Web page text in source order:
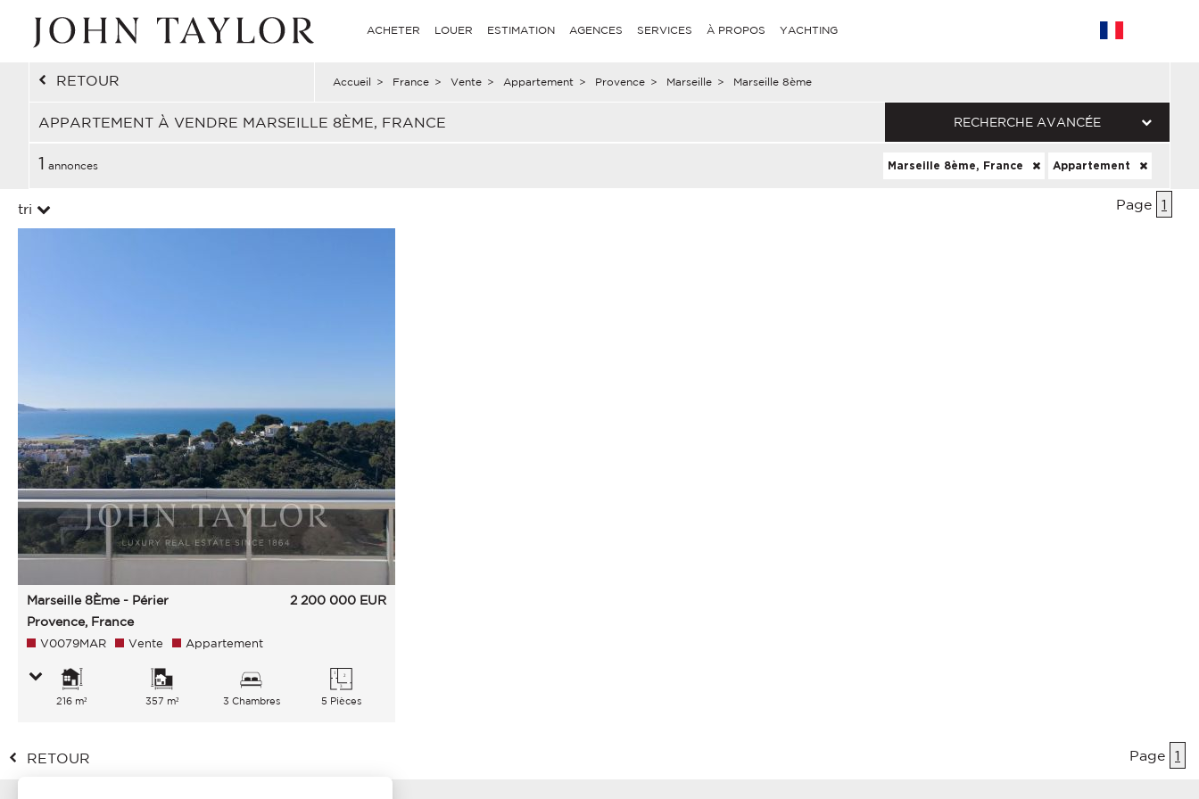
ACHETER LOUER ESTIMATION AGENCES SERVICES À PROPOS YACHTING
RETOUR Accueil > France > Vente > Appartement > Provence > Marseille > Marseille 8ème
APPARTEMENT À VENDRE MARSEILLE 8ÈME, FRANCE RECHERCHE AVANCÉE
1 annonces Marseille 8ème, France Appartement
tri Page 1
Marseille 8Ème - Périer
Provence, France
2 200 000 EUR
V0079MAR Vente Appartement
216 m² 357 m² 3 Chambres 5 Pièces
RETOUR Page 1